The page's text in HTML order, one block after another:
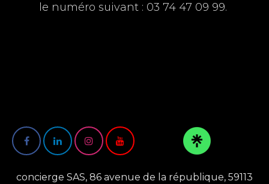
le numéro suivant : 03 74 47 09 99.
concierge SAS, 86 avenue de la république, 59113